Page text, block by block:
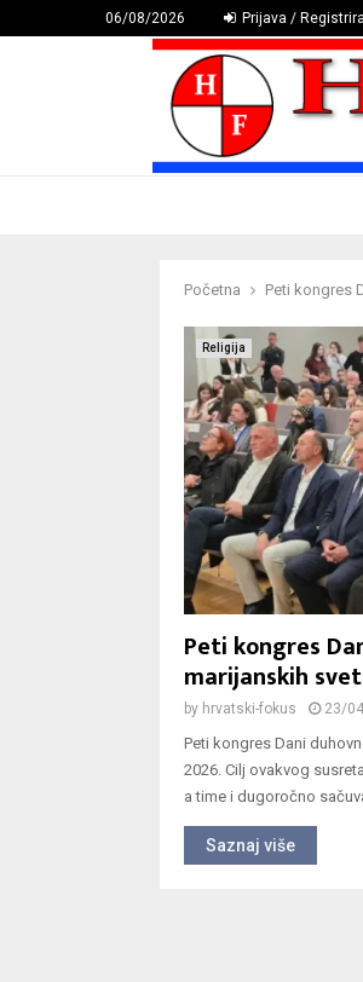
06/08/2026 Prijava /
HAZU proglasio Deklaraciju o
Početna Peti kongres
Religija
Peti kongres
marijanskih
by hrvatski-fokus 23/
Peti kongres Dani
2026. Cilj ovakvog
a time i dugoročno
Saznaj više